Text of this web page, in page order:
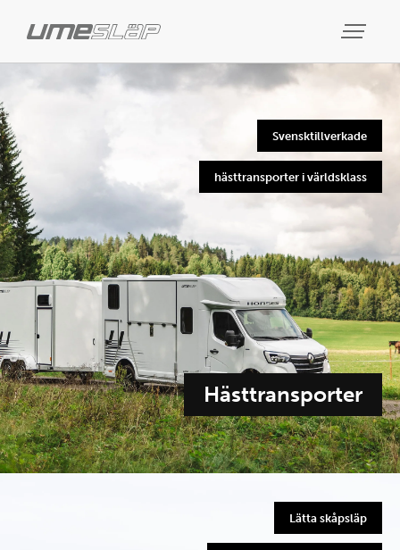
Svensktillverkade
hästtransporter i världsklass
Hästtransporter
Lätta skåpsläp